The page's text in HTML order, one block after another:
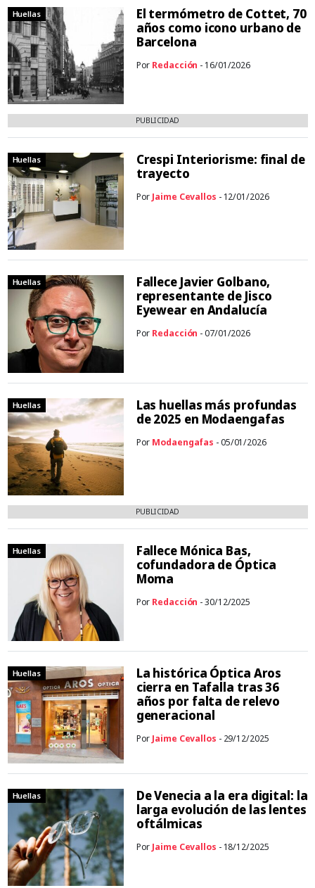
Huellas
El termómetro de Cottet, 70
años como icono urbano de
Barcelona
Por Redacción - 16/01/2026
PUBLICIDAD
Huellas
Crespi Interiorisme: final de
trayecto
PorJaime Cevallos - 12/01/2026
Huellas
Fallece Javier Golbano,
representante de Jisco
Eyewear en Andalucía
Por Redacción - 07/01/2026
Huellas
Las huellas más profundas
de 2025 en Modaengafas
Por Modaengafas - 05/01/2026
PUBLICIDAD
Huellas
Fallece Mónica Bas,
cofundadora de Óptica
Moma
Por Redacción - 30/12/2025
Huellas
La histórica Óptica Aros
cierra en Tafalla tras 36
años por falta de relevo
generacional
Por Jaime Cevallos - 29/12/2025
Huellas
De Venecia a la era digital: la
larga evolución de las lentes
oftálmicas
Por Jaime Cevallos - 18/12/2025